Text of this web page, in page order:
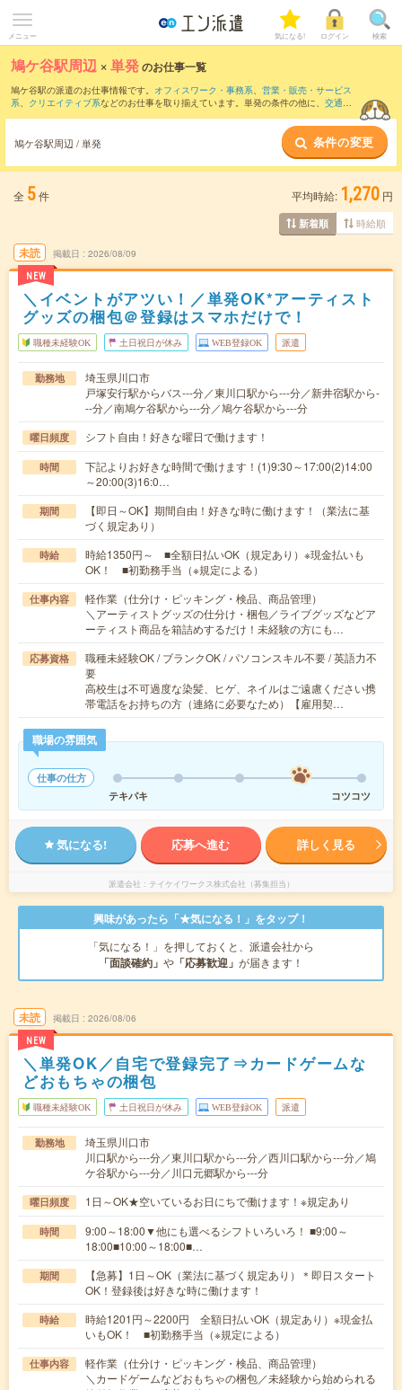
メニュー 気になる! ログイン 検索
鳩ケ谷駅周辺 ×単発のお仕事一覧
鳩ケ谷駅の派遣のお仕事情報です。 オフィスワーク・事務系、 営業・販売・サービス
系、 クリエイティブ系などのお仕事を取り揃えています。単発の条件の他に、 交通費
鳩ケ谷駅周辺 / 単発 条件の変更
全 5件 平均時給: 1,270 円
新着順 時給順
未読
NEW
掲載日 2026/08/09
＼イベントがアツい！／単発OK*アーティスト
グッズの梱包＠登録はスマホだけで！
職種未経験OK 土日祝日が休み WEB登録OK 派遣
勤務地
埼玉県川口市
戸塚安行駅からバス---分／東川口駅から---分／新井宿駅から-
--分／南鳩ケ谷駅から---分／鳩ケ谷駅から---分
曜日頻度 シフト自由！好きな曜日で働けます！
時間
下記よりお好きな時間で働けます！(1)9:30～17:00(2)14:00
～20:00(3)16:0…
期間
【即日～OK】期間自由！好きな時に働けます！（業法に基
づく規定あり）
時給
時給1350円～ ■全額日払いOK（規定あり）※現金払いも
OK！ ■初勤務手当（※規定による）
仕事内容
軽作業（仕分け・ピッキング・検品、商品管理）
＼アーティストグッズの仕分け・梱包／ライブグッズなどア
ーティスト商品を箱詰めするだけ！未経験の方にも…
応募資格
職種未経験OK / ブランクOK / パソコンスキル不要 / 英語力不
要
高校生は不可過度な染髪、ヒゲ、ネイルはご遠慮ください携
帯電話をお持ちの方（連絡に必要なため）【雇用契…
職場の雰囲気
仕事の仕方
テキパキ
コツコツ
気になる! 応募へ進む 詳しく見る
派遣会社 テイケイワークス株式会社（募集担当）
興味があったら「★気になる！」をタップ！
「気になる！」を押しておくと、派遣会社から
「面談確約」 や 「応募歓迎」 が届きます！
未読
NEW
掲載日 2026/08/06
＼単発OK／自宅で登録完了⇒カードゲームな
どおもちゃの梱包
職種未経験OK 土日祝日が休み WEB登録OK 派遣
勤務地
埼玉県川口市
川口駅から---分／東川口駅から---分／西川口駅から---分／鳩
ケ谷駅から---分／川口元郷駅から---分
曜日頻度 1日～OK★空いているお日にちで働けます！※規定あり
時間
9:00～18:00▼他にも選べるシフトいろいろ！ ■9:00～
18:00■10:00～18:00■…
期間
【急募】1日～OK（業法に基づく規定あり）＊即日スタート
OK！登録後は好きな時に働けます！
時給
時給1201円～2200円 全額日払いOK（規定あり）※現金払
いもOK！ ■初勤務手当（※規定による）
仕事内容
軽作業（仕分け・ピッキング・検品、商品管理）
＼カードゲームなどおもちゃの梱包／未経験から始められる